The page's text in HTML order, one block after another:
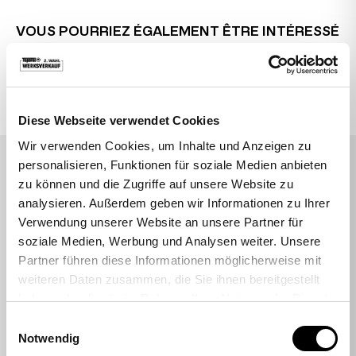
Diese Webseite verwendet Cookies
Wir verwenden Cookies, um Inhalte und Anzeigen zu
personalisieren, Funktionen für soziale Medien anbieten
zu können und die Zugriffe auf unsere Website zu
analysieren. Außerdem geben wir Informationen zu Ihrer
Verwendung unserer Website an unsere Partner für
soziale Medien, Werbung und Analysen weiter. Unsere
Partner führen diese Informationen möglicherweise mit
weiteren Daten zusammen, die Sie ihnen bereitgestellt
haben oder die sie im Rahmen Ihrer Nutzung der Dienste
Notwendig
VOUS POURRIEZ ÉGALEMENT ÊTRE INTÉRESSÉ
Topstar Bureau CHAISES DE BUREAU POUR ENFANTS
CE QUE DISENT NOS CLIENTS
Fortement recommandé
Note moyenne : 4,7 étoiles
Rhukii
bestellt. Lieferung top. Kontakt mit dem